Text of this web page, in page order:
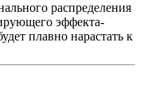
распределения
эффекта-
плавно нарастать к